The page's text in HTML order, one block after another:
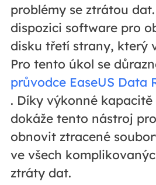
problémy se ztrátou
dispozici software pro
disku třetí strany, který
Pro tento úkol se
průvodce EaseUS Data
. Díky výkonné
dokáže tento nástroj
obnovit ztracené
ve všech
ztráty dat.